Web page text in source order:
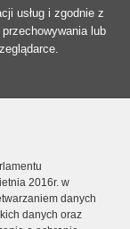
usług i zgodnie z
lub
2016r. w
danych
danych oraz